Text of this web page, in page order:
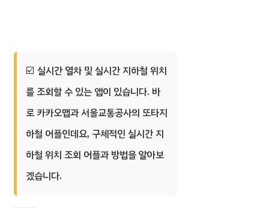
실시간 열차 및 실시간 지하철 위치
를 조회할 수 있는 앱이 있습니다. 바
로 카카오맵과 서울교통공사의 또타지
하철 어플인데요, 구체적인 실시간 지
하철 위치 조회 어플과 방법을 알아보
겠습니다.